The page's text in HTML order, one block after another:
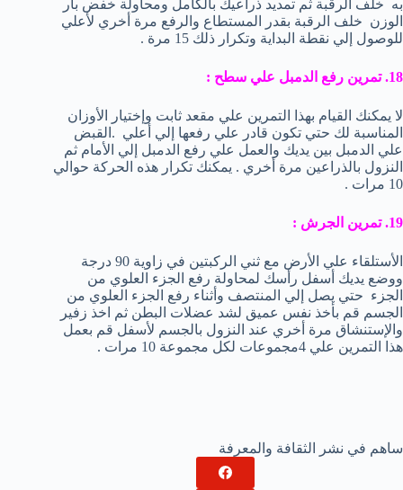
به خلف الرقبة ثم تمديد ذراعيك بالكامل ومحاولة خفض بار
الوزن خلف الرقبة بقدر المستطاع والرفع مرة أخري لأعلي
للوصول إلي نقطة البداية وتكرار ذلك 15 مرة .
18. تمرين رفع الدمبل علي سطح :
لا يمكنك القيام بهذا التمرين علي مقعد ثابت وإختيار الأوزان
المناسبة لك حتي تكون قادر علي رفعها إلي أعلي .القبض
علي الدمبل بين يديك والعمل علي رفع الدمبل إلي الأمام ثم
النزول بالذراعين مرة أخري . يمكنك تكرار هذه الحركة حوالي
10 مرات .
19. تمرين الجرش :
الأستلقاء علي الأرض مع ثني الركبتين في زاوية 90 درجة
ووضع يديك أسفل رأسك لمحاولة رفع الجزء العلوي من
الجزء حتي يصل إلي المنتصف وأثناء رفع الجزء العلوي من
الجسم قم بأخذ نفس عميق لشد عضلات البطن ثم اخذ زفير
والإستنشاق مرة أخري عند النزول بالجسم لأسفل قم بعمل
هذا التمرين علي 4مجموعات لكل مجموعة 10 مرات .
ساهم في نشر الثقافة والمعرفة